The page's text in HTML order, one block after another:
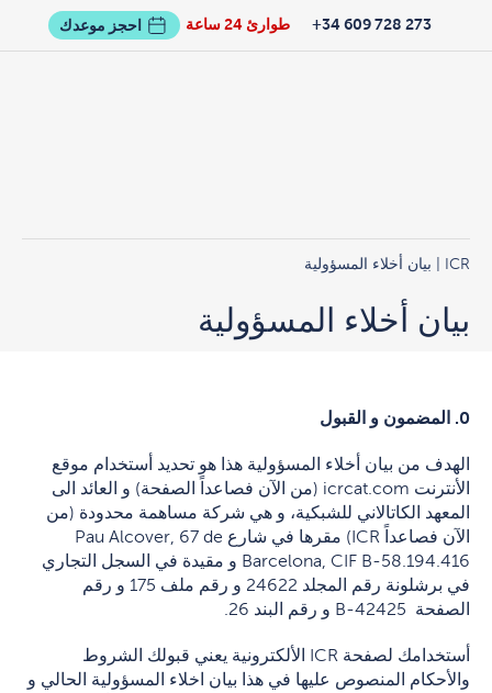
طوارئ 24 ساعة 273 728 609 34+ احجز موعدك
ICR | بيان أخلاء المسؤولية
بيان أخلاء المسؤولية
0. المضمون و القبول
الهدف من بيان أخلاء المسؤولية هذا هو تحديد أستخدام موقع
الأنترنت icrcat.com (من الآن فصاعداً الصفحة) و العائد الى
المعهد الكاتالاني للشبكية، و هي شركة مساهمة محدودة (من
الآن فصاعداً ICR) مقرها في شارع Pau Alcover, 67 de
Barcelona, CIF B-58.194.416 و مقيدة في السجل التجاري
في برشلونة رقم المجلد 24622 و رقم ملف 175 و رقم
الصفحة B-42425 و رقم البند 26.
أستخدامك لصفحة ICR الألكترونية يعني قبولك الشروط
والأحكام المنصوص عليها في هذا بيان اخلاء المسؤولية الحالي و